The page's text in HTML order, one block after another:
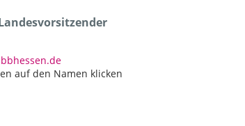
auf den Namen klicken